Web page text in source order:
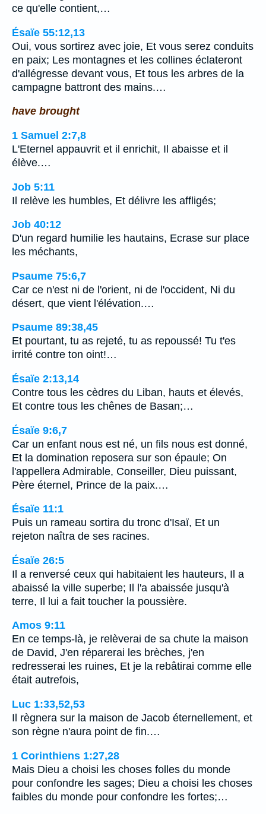
ce qu'elle contient,…
Ésaïe 55:12,13
Oui, vous sortirez avec joie, Et vous serez conduits
en paix; Les montagnes et les collines éclateront
d'allégresse devant vous, Et tous les arbres de la
campagne battront des mains.…
have brought
1 Samuel 2:7,8
L'Eternel appauvrit et il enrichit, Il abaisse et il
élève.…
Job 5:11
Il relève les humbles, Et délivre les affligés;
Job 40:12
D'un regard humilie les hautains, Ecrase sur place
les méchants,
Psaume 75:6,7
Car ce n'est ni de l'orient, ni de l'occident, Ni du
désert, que vient l'élévation.…
Psaume 89:38,45
Et pourtant, tu as rejeté, tu as repoussé! Tu t'es
irrité contre ton oint!…
Ésaïe 2:13,14
Contre tous les cèdres du Liban, hauts et élevés,
Et contre tous les chênes de Basan;…
Ésaïe 9:6,7
Car un enfant nous est né, un fils nous est donné,
Et la domination reposera sur son épaule; On
l'appellera Admirable, Conseiller, Dieu puissant,
Père éternel, Prince de la paix.…
Ésaïe 11:1
Puis un rameau sortira du tronc d'Isaï, Et un
rejeton naîtra de ses racines.
Ésaïe 26:5
Il a renversé ceux qui habitaient les hauteurs, Il a
abaissé la ville superbe; Il l'a abaissée jusqu'à
terre, Il lui a fait toucher la poussière.
Amos 9:11
En ce temps-là, je relèverai de sa chute la maison
de David, J'en réparerai les brèches, j'en
redresserai les ruines, Et je la rebâtirai comme elle
était autrefois,
Luc 1:33,52,53
Il règnera sur la maison de Jacob éternellement, et
son règne n'aura point de fin.…
1 Corinthiens 1:27,28
Mais Dieu a choisi les choses folles du monde
pour confondre les sages; Dieu a choisi les choses
faibles du monde pour confondre les fortes;…